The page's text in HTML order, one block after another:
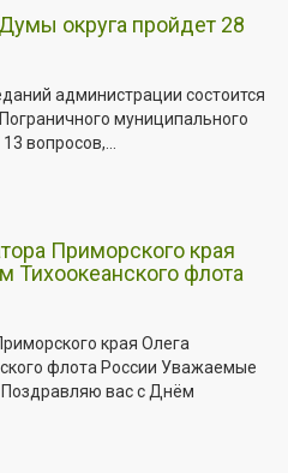
округа пройдет 28
администрации состоится
муниципального
вопросов,...
Приморского края
флота
края Олега
флота России Уважаемые
вас с Днём